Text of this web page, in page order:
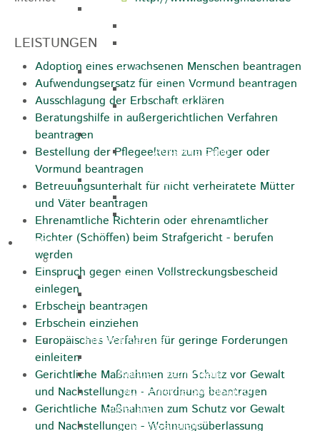
Marathon
Enduro
Streckenbeschreibung
Ausschreibung
Ausschreibung
Bundesliga
Ausschreibung
Bildung / Familie
Familienbüro
Tafelladen
Pflegeangebote
Runder Tisch Pflege
Ökumenische Sozialstation
Rosenstein
Villa Rosenstein
LEISTUNGEN
Adoption eines erwachsenen Menschen beantragen
Aufwendungsersatz für einen Vormund beantragen
Ausschlagung der Erbschaft erklären
Beratungshilfe in außergerichtlichen Verfahren
beantragen
Bestellung der Pflegeeltern zum Pfleger oder
Vormund beantragen
Betreuungsunterhalt für nicht verheiratete Mütter
und Väter beantragen
Ehrenamtliche Richterin oder ehrenamtlicher
Richter (Schöffen) beim Strafgericht - berufen
werden
Einspruch gegen einen Vollstreckungsbescheid
einlegen
Erbschein beantragen
Erbschein einziehen
Europäisches Verfahren für geringe Forderungen
einleiten
Gerichtliche Maßnahmen zum Schutz vor Gewalt
und Nachstellungen - Anordnung beantragen
Gerichtliche Maßnahmen zum Schutz vor Gewalt
und Nachstellungen - Wohnungsüberlassung